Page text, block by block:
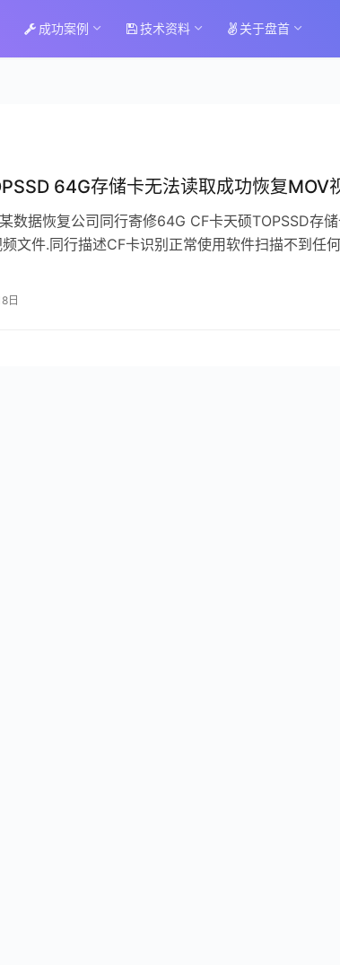
成功案例 技术资料 关于盘首
64G存储卡无法读取成功恢复MOV
数据恢复公司同行寄修64G CF卡天硕TOPSSD存
文件.同行描述CF卡识别正常使用软件扫描不到任何
日